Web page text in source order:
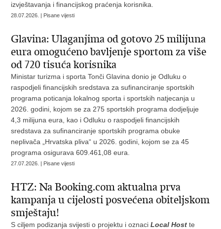
izvještavanja i financijskog praćenja korisnika.
28.07.2026. | Pisane vijesti
Glavina: Ulaganjima od gotovo 25 milijuna
eura omogućeno bavljenje sportom za više
od 720 tisuća korisnika
Ministar turizma i sporta Tonči Glavina donio je Odluku o
raspodjeli financijskih sredstava za sufinanciranje sportskih
programa poticanja lokalnog sporta i sportskih natjecanja u
2026. godini, kojom se za 275 sportskih programa dodjeljuje
4,3 milijuna eura, kao i Odluku o raspodjeli financijskih
sredstava za sufinanciranje sportskih programa obuke
neplivača „Hrvatska pliva“ u 2026. godini, kojom se za 45
programa osigurava 609.461,08 eura.
27.07.2026. | Pisane vijesti
HTZ: Na Booking.com aktualna prva
kampanja u cijelosti posvećena obiteljskom
smještaju!
S ciljem podizanja svijesti o projektu i oznaciLocal Host te